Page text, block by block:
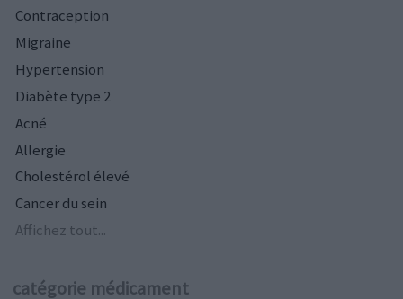
Contraception
Migraine
Hypertension
Diabète type 2
Acné
Allergie
Cholestérol élevé
Cancer du sein
Affichez tout...
catégorie médicament